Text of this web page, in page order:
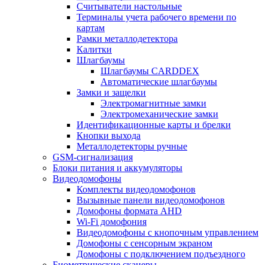
Считыватели настольные
Терминалы учета рабочего времени по
картам
Рамки металлодетектора
Калитки
Шлагбаумы
Шлагбаумы CARDDEX
Автоматические шлагбаумы
Замки и защелки
Электромагнитные замки
Электромеханические замки
Идентификационные карты и брелки
Кнопки выхода
Металлодетекторы ручные
GSM-сигнализация
Блоки питания и аккумуляторы
Видеодомофоны
Комплекты видеодомофонов
Вызывные панели видеодомофонов
Домофоны формата AHD
Wi-Fi домофония
Видеодомофоны с кнопочным управлением
Домофоны с сенсорным экраном
Домофоны с подключением подъездного